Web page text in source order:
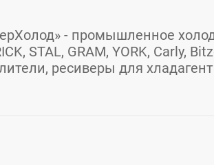
- промышленное
STAL, GRAM, YORK, Carly,
ресиверы для